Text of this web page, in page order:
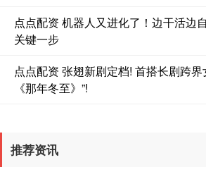
点点配资 机器人又进化了！边干活边
关键一步
点点配资 张翅新剧定档! 首搭长剧跨界
《那年冬至》”!
推荐资讯